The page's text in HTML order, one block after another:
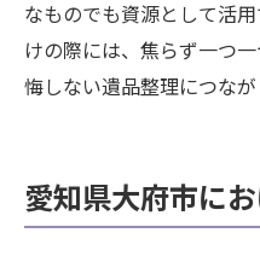
なものでも資源として活
けの際には、焦らず一つ
悔しない遺品整理につなが
愛知県大府市に